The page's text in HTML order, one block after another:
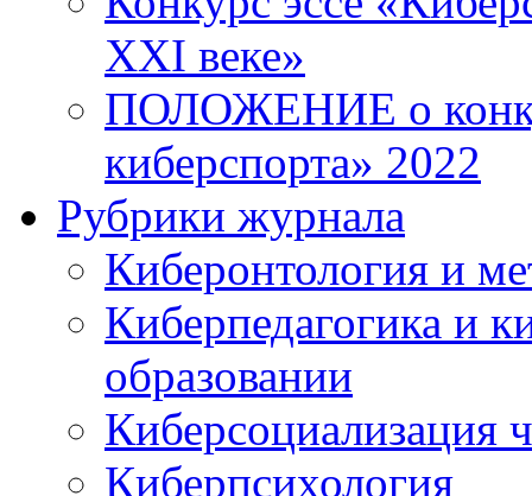
XXI веке»
ПОЛОЖЕНИЕ о
киберспорта» 2022
Рубрики журнала
Киберонтология и
Киберпедагогика и
образовании
Киберсоциализация
Киберпсихология